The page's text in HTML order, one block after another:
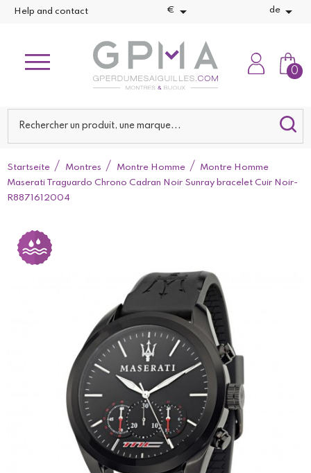
Help and contact €  de 
0
Startseite Montres Montre Homme
Montre Homme
Maserati Traguardo Chrono Cadran Noir Sunray bracelet Cuir Noir-
R8871612004